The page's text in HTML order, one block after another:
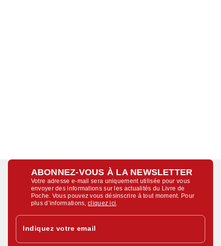
ABONNEZ-VOUS À LA NEWSLETTER
Votre adresse e-mail sera uniquement utilisée pour vous
envoyer des informations sur les actualités du Livre de
Poche. Vous pouvez vous désinscrire à tout moment. Pour
plus d’informations,cliquez ici
Indiquez votre email